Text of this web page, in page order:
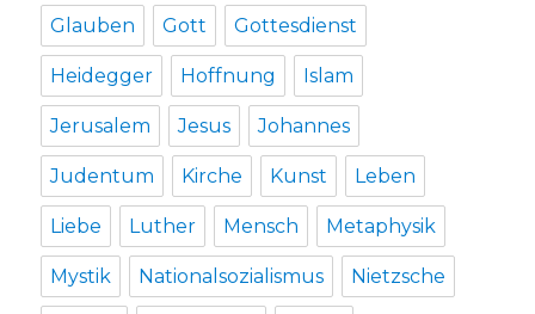
Glauben Gott Gottesdienst
Heidegger Hoffnung Islam
Jerusalem Jesus Johannes
Judentum Kirche Kunst Leben
Liebe Luther Mensch Metaphysik
Mystik Nationalsozialismus Nietzsche